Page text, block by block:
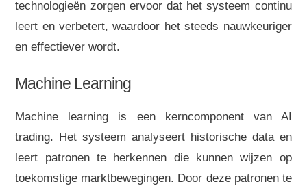
technologieën zorgen ervoor dat het systeem continu
leert en verbetert, waardoor het steeds nauwkeuriger
en effectiever wordt.
Machine Learning
Machine learning is een kerncomponent van AI
trading. Het systeem analyseert historische data en
leert patronen te herkennen die kunnen wijzen op
toekomstige marktbewegingen. Door deze patronen te